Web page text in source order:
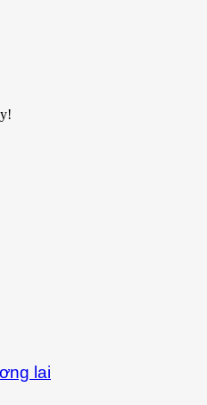
lai